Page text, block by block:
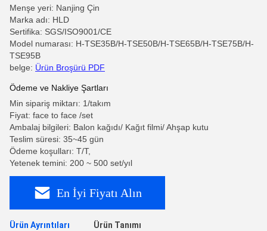
Menşe yeri: Nanjing Çin
Marka adı: HLD
Sertifika: SGS/ISO9001/CE
Model numarası: H-TSE35B/H-TSE50B/H-TSE65B/H-TSE75B/H-
TSE95B
belge: Ürün Broşürü PDF
Ödeme ve Nakliye Şartları
Min sipariş miktarı: 1/takım
Fiyat: face to face /set
Ambalaj bilgileri: Balon kağıdı/ Kağıt filmi/ Ahşap kutu
Teslim süresi: 35~45 gün
Ödeme koşulları: T/T,
Yetenek temini: 200 ~ 500 set/yıl
En İyi Fiyatı Alın
Ürün Ayrıntıları Ürün Tanımı